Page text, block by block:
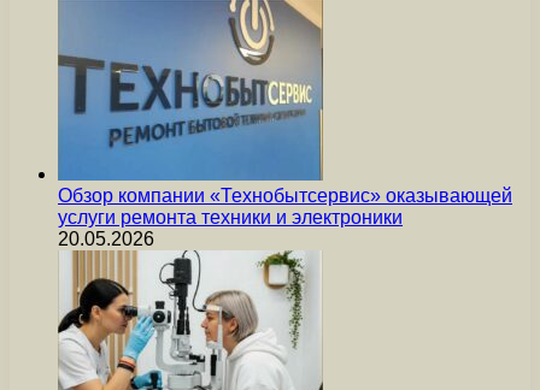
Обзор компании «Технобытсервис» оказывающей
услуги ремонта техники и электроники
20.05.2026